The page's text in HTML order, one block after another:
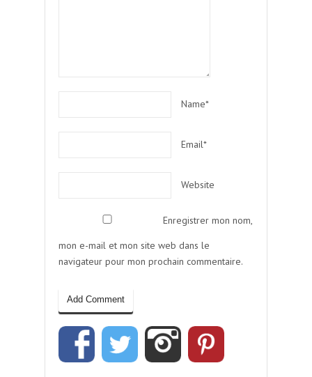
Name*
Email*
Website
Enregistrer mon nom,
mon e-mail et mon site web dans le
navigateur pour mon prochain commentaire.